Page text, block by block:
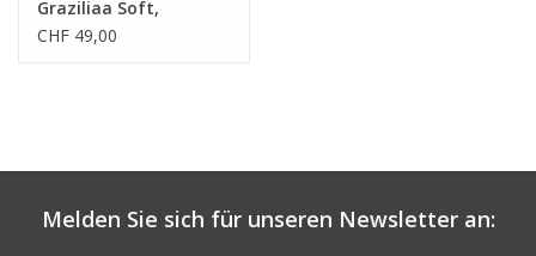
Graziliaa Soft,
cranberry juice, M
CHF 49,00
Melden Sie sich für unseren Newsletter an: